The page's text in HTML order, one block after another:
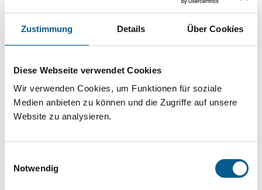
Zustimmung Details Über Cookies
Diese Webseite verwendet Cookies
Wir verwenden Cookies, um Funktionen für soziale
Medien anbieten zu können und die Zugriffe auf unsere
Website zu analysieren.
Notwendig
Sie suchen finanzielle Unterstützung für ein
direkt über unsere Fördermitteldatenbank und
Stiftungsdatenbank recherchieren. Bei der
Suche bitte die Groß- und Kleinschreibung
Bitte Suchbegriff eingeben. Ergebnisse